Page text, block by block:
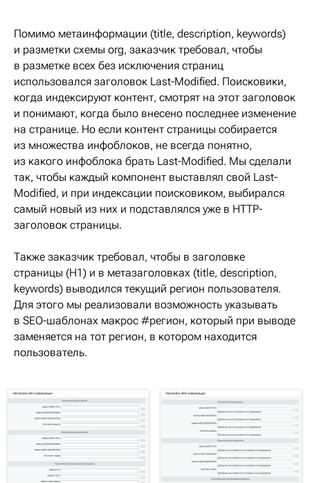
Помимо метаинформации (title, description, keywords)
и разметки схемы org, заказчик требовал, чтобы
в разметке всех без исключения страниц
использовался заголовок Last-Modified. Поисковики,
когда индексируют контент, смотрят на этот заголовок
и понимают, когда было внесено последнее изменение
на странице. Но если контент страницы собирается
из множества инфоблоков, не всегда понятно,
из какого инфоблока брать Last-Modified. Мы сделали
так, чтобы каждый компонент выставлял свой Last-
Modified, и при индексации поисковиком, выбирался
самый новый из них и подставлялся уже в HTTP-
заголовок страницы.
Также заказчик требовал, чтобы в заголовке
страницы (Н1) и в метазаголовках (title, description,
keywords) выводился текущий регион пользователя.
Для этого мы реализовали возможность указывать
в SEO-шаблонах макрос #регион, который при выводе
заменяется на тот регион, в котором находится
пользователь.